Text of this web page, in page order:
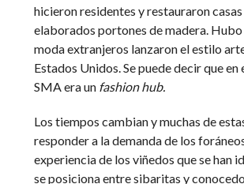
hicieron residentes y restauraron
elaborados portones de madera.
moda extranjeros lanzaron el estilo
Estados Unidos. Se puede decir que
SMA era un fashion hub.
Los tiempos cambian y muchas de
responder a la demanda de los
experiencia de los viñedos que se han
se posiciona entre sibaritas y